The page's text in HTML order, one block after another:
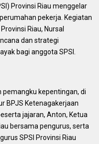
Provinsi Riau menggelar
pekerja. Kegiatan
Riau, Nursal
dan strategi
bagi anggota SPSI.
kepentingan, di
BPJS Ketenagakerjaan
jajaran, Anton, Ketua
bersama pengurus, serta
SPSI Provinsi Riau